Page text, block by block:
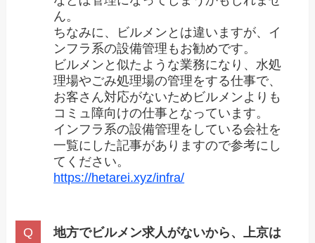
ん。
ちなみに、ビルメンとは違いますが、イ
ンフラ系の設備管理もお勧めです。
ビルメンと似たような業務になり、水処
理場やごみ処理場の管理をする仕事で、
お客さん対応がないためビルメンよりも
コミュ障向けの仕事となっています。
インフラ系の設備管理をしている会社を
一覧にした記事がありますので参考にし
てください。
https://hetarei.xyz/infra/
地方でビルメン求人がないから、上京は